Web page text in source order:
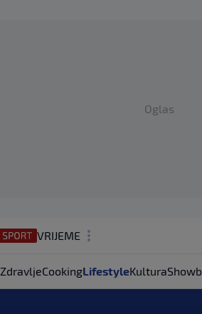
Oglas
VRIJEME
REGIJA
ZdravljeCookingLifestyleKultura